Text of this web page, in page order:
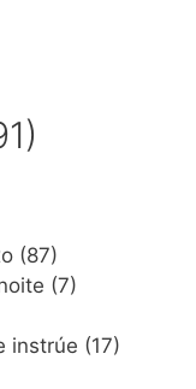
(87)
(7)
instrúe (17)